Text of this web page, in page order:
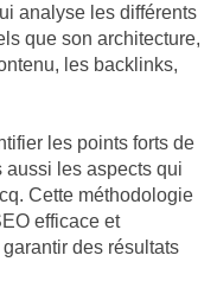
analyse les différents
que son architecture,
les backlinks,
les points forts de
aussi les aspects qui
Cette méthodologie
efficace et
des résultats